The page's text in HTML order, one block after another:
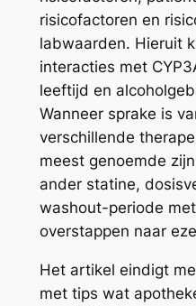
risicofactoren en
labwaarden. Hieruit
interacties met
leeftijd en
Wanneer sprake is
verschillende
meest genoemde
ander statine,
washout-periode
overstappen naar
Het artikel eindigt
met tips wat